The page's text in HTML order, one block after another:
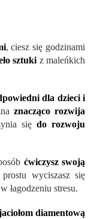
, ciesz się godzinami
sztuki z maleńkich
dla dzieci i
znacząco rozwija
się do rozwoju
ćwiczysz swoją
wyciszasz się
łagodzeniu stresu.
diamentową